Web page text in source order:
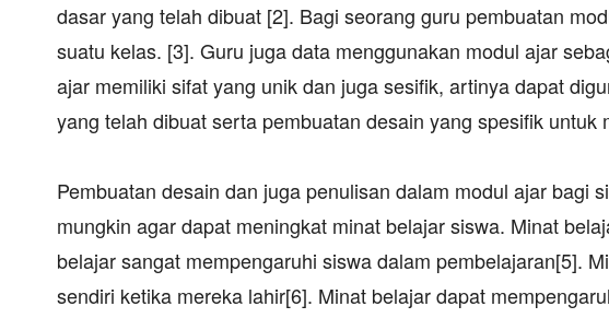
dasar yang telah dibuat [2]. Bagi seorang guru pembuatan
suatu kelas. [3]. Guru juga data menggunakan modul ajar
ajar memiliki sifat yang unik dan juga sesifik, artinya dapat
yang telah dibuat serta pembuatan desain yang spesifik untuk
Pembuatan desain dan juga penulisan dalam modul ajar bagi
mungkin agar dapat meningkat minat belajar siswa. Minat
belajar sangat mempengaruhi siswa dalam pembelajaran[5].
sendiri ketika mereka lahir[6]. Minat belajar dapat